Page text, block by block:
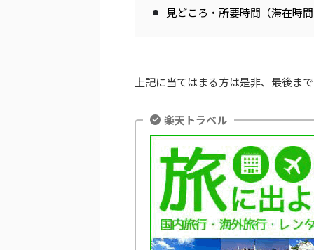
見どころ・所要時間（滞在時
上記に当てはまる方は是非、最後ま
楽天トラベル